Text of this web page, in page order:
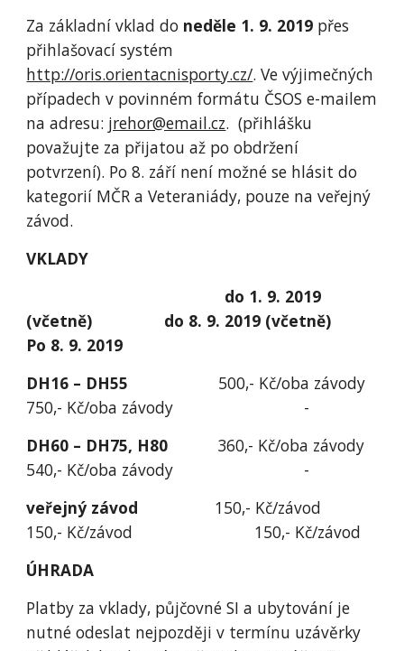
Za základní vklad do neděle 1. 9. 2019 přes
http://oris.orientacnisporty.cz/. Ve výjimečných
případech v povinném formátu ČSOS e-mailem
na adresu: jrehor@email.cz.  (přihlášku
považujte za přijatou až po obdržení
potvrzení). Po 8. září není možné se hlásit do
kategorií MČR a Veteraniády, pouze na veřejný
závod.
VKLADY
do 1. 9. 2019
(včetně)                do 8. 9. 2019 (včetně)
Po 8. 9. 2019
DH16 – DH55
                    500,- Kč/oba závody
750,- Kč/oba závody                             -
DH60 – DH75, H80
           360,- Kč/oba závody
540,- Kč/oba závody                             -
veřejný závod
                 150,- Kč/závod
150,- Kč/závod                           150,- Kč/závod
ÚHRADA
Platby za vklady, půjčovné SI a ubytování je
nutné odeslat nejpozději v termínu uzávěrky